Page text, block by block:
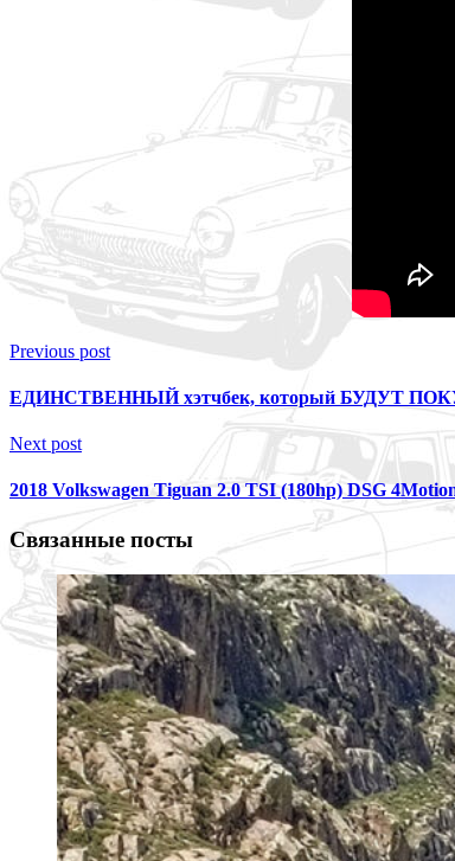
Previous post
ЕДИНСТВЕННЫЙ хэтчбек, который БУДУТ
Next post
2018 Volkswagen Tiguan 2.0 TSI (180hp) DSG
Связанные посты